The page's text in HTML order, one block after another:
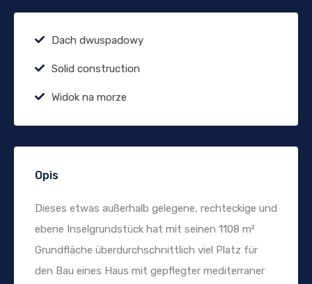
Dach dwuspadowy
Solid construction
Widok na morze
Opis
Dieses etwas außerhalb gelegene, rechteckige und
ebene Inselgrundstück hat mit seinen 1108 m²
Grundfläche überdurchschnittlich viel Platz für
den Bau eines Haus mit gepflegter mediterraner